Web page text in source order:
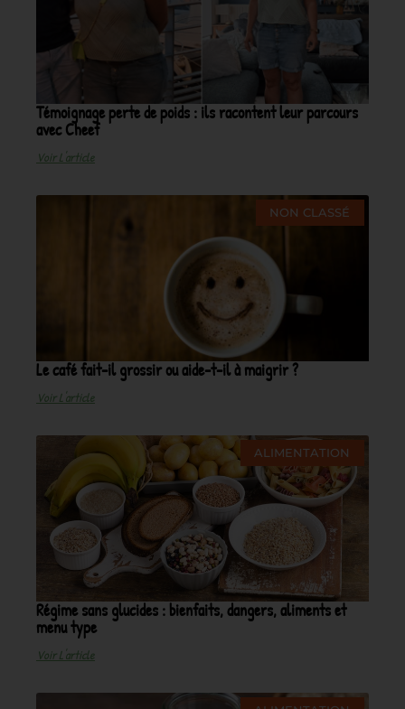
Témoignage perte de poids : ils racontent leur parcours
avec Cheef
Voir L'article
NON CLASSÉ
Le café fait-il grossir ou aide-t-il à maigrir ?
Voir L'article
ALIMENTATION
Régime sans glucides : bienfaits, dangers, aliments et
menu type
Voir L'article